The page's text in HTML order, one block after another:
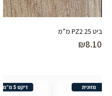
ביט PZ2 25 מ”מ
₪8.10